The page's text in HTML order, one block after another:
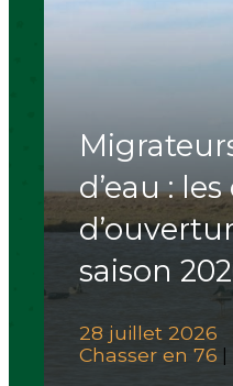
d’eau :
saison
28 juillet 2026
Chasser en 76